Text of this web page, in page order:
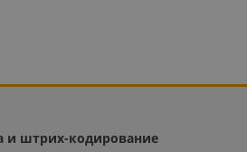
и штрих-кодирование